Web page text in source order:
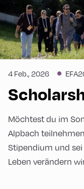
4 Feb., 2026
Möchtest du im
Alpbach
Stipendium und
Leben verändern